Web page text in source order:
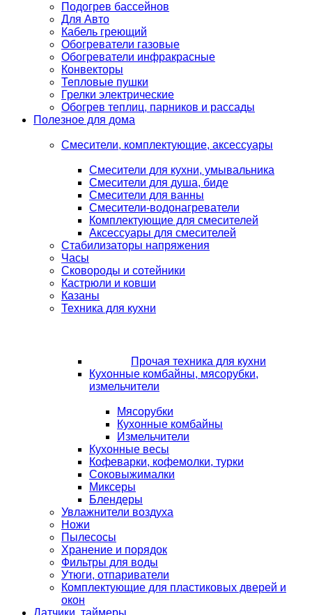
Подогрев бассейнов
Для Авто
Кабель греющий
Обогреватели газовые
Обогреватели инфракрасные
Конвекторы
Тепловые пушки
Грелки электрические
Обогрев теплиц, парников и рассады
Полезное для дома
Смесители, комплектующие, аксессуары
Смесители для кухни, умывальника
Смесители для душа, биде
Смесители для ванны
Смесители-водонагреватели
Комплектующие для смесителей
Аксессуары для смесителей
Стабилизаторы напряжения
Часы
Сковороды и сотейники
Кастрюли и ковши
Казаны
Техника для кухни
Прочая техника для кухни
Кухонные комбайны, мясорубки,
измельчители
Мясорубки
Кухонные комбайны
Измельчители
Кухонные весы
Кофеварки, кофемолки, турки
Соковыжималки
Миксеры
Блендеры
Увлажнители воздуха
Ножи
Пылесосы
Хранение и порядок
Фильтры для воды
Утюги, отпариватели
Комплектующие для пластиковых дверей и
окон
Датчики, таймеры